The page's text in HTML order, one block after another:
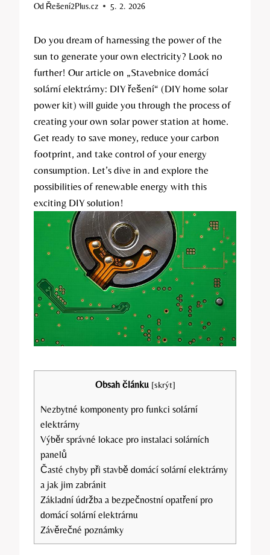
Od Řešení2Plus.cz 5. 2. 2026
Do you dream of harnessing the power of the
sun to generate your own electricity? Look no
further! Our article on „Stavebnice domácí
solární elektrárny: DIY řešení“ (DIY home solar
power kit) will guide you through the process of
creating your own solar power station at home.
Get ready to save money, reduce your carbon
footprint, and take control of your energy
consumption. Let’s dive in and explore the
possibilities of renewable energy with this
exciting DIY solution!
Obsah článku [skrýt]
Nezbytné komponenty pro funkci solární
elektrárny
Výběr správné lokace pro instalaci solárních
panelů
Časté chyby při stavbě domácí solární elektrárny
a jak jim zabránit
Základní údržba a bezpečnostní opatření pro
domácí solární elektrárnu
Závěrečné poznámky